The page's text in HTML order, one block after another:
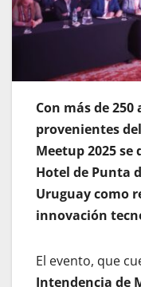
Con más de
provenientes
Meetup 2025 se
Hotel de Punta
Uruguay como
innovación
El evento, que
Intendencia de